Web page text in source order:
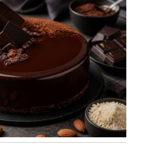
couvercle transparent qui
vous permet de bien voir
les aliments à l'intérieur
et qui empêche
efficacement la poussière
ou les insectes de tomber
sur les aliments. Il est
idéal pour le thé de
l'après-midi, les fêtes
d'anniversaire et les
repas de famille.